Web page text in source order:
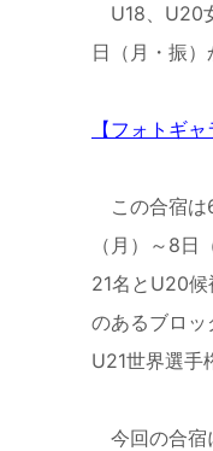
U18、 U20
日（月・振）
【フォトギ
この合宿は
（月）～ 8日
21名と U20候
のあるブロ
U21世界選手
今回の合宿